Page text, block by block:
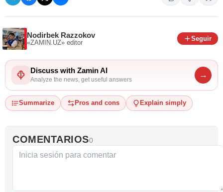
Nodirbek Razzokov
«ZAMIN.UZ» editor
Seguir
Discuss with Zamin AI
Analyze the news, get useful answers
→
Summarize Pros and cons Explain simply
COMENTARIOS0